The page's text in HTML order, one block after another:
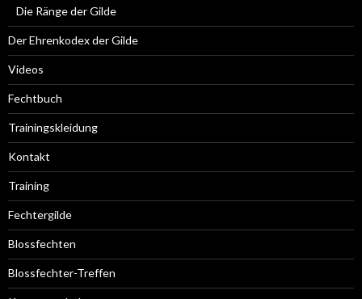
Die Ränge der Gilde
Der Ehrenkodex der Gilde
Videos
Fechtbuch
Trainingskleidung
Kontakt
Training
Fechtergilde
Blossfechten
Blossfechter-Treffen